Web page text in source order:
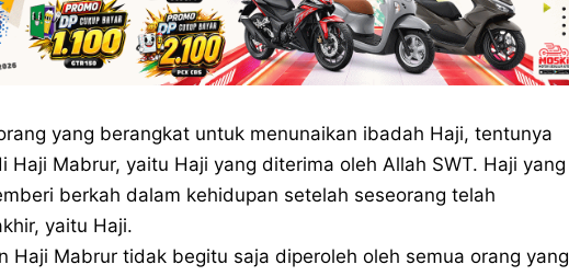
yang berangkat untuk menunaikan ibadah Haji, tentunya
Haji Mabrur, yaitu Haji yang diterima oleh Allah SWT. Haji yang
berkah dalam kehidupan setelah seseorang telah
yaitu Haji.
Haji Mabrur tidak begitu saja diperoleh oleh semua orang yang